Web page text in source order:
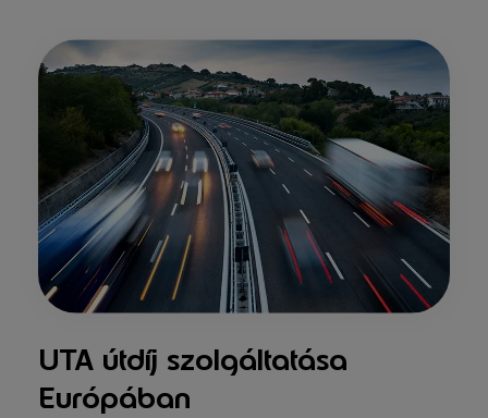
UTA útdíj szolgáltatása
Európában